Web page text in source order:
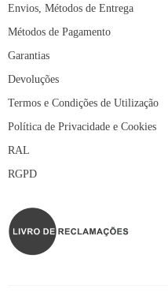
Envios, Métodos de Entrega
Métodos de Pagamento
Garantias
Devoluções
Termos e Condições de Utilização
Política de Privacidade e Cookies
RAL
RGPD